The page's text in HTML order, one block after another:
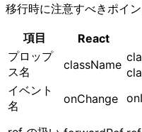
移行時に注意すべきポイン
項目 React
プロップ
ス名
className
イベント
名
onChange